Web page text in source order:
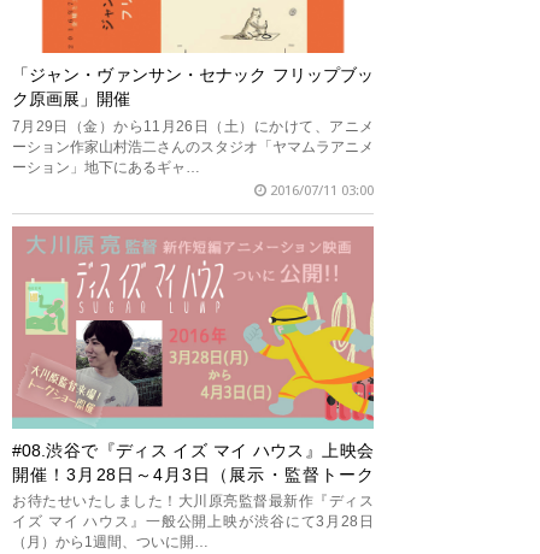
「ジャン・ヴァンサン・セナック フリップブッ
ク原画展」開催
7月29日（金）から11月26日（土）にかけて、アニメ
ーション作家山村浩二さんのスタジオ「ヤマムラアニメ
ーション」地下にあるギャ…
2016/07/11 03:00
#08.渋谷で『ディス イズ マイ ハウス』上映会
開催！3月28日～4月3日（展示・監督トーク
も！）
お待たせいたしました！大川原亮監督最新作『ディス
イズ マイ ハウス』一般公開上映が渋谷にて3月28日
（月）から1週間、ついに開…